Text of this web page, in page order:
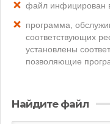
файл инфицирован
программа,
соответствующих
установлены
позволяющие
Найдите файл